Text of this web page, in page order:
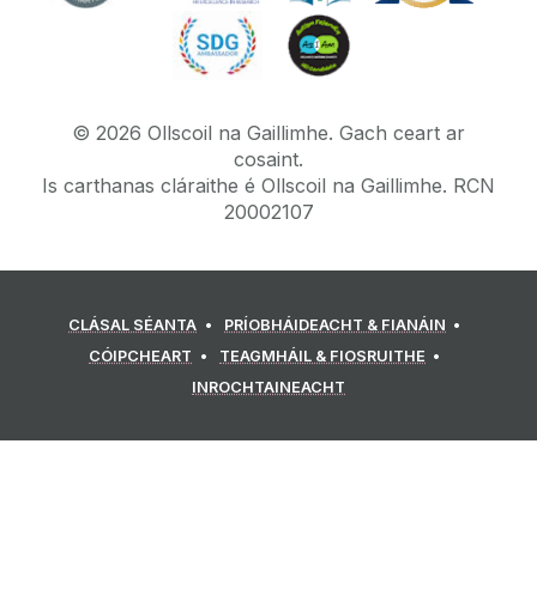
© 2026 Ollscoil na Gaillimhe. Gach ceart ar
cosaint.
Is carthanas cláraithe é Ollscoil na Gaillimhe. RCN
20002107
CLÁSAL SÉANTA
PRÍOBHÁIDEACHT & FIANÁIN
CÓIPCHEART
TEAGMHÁIL & FIOSRUITHE
INROCHTAINEACHT